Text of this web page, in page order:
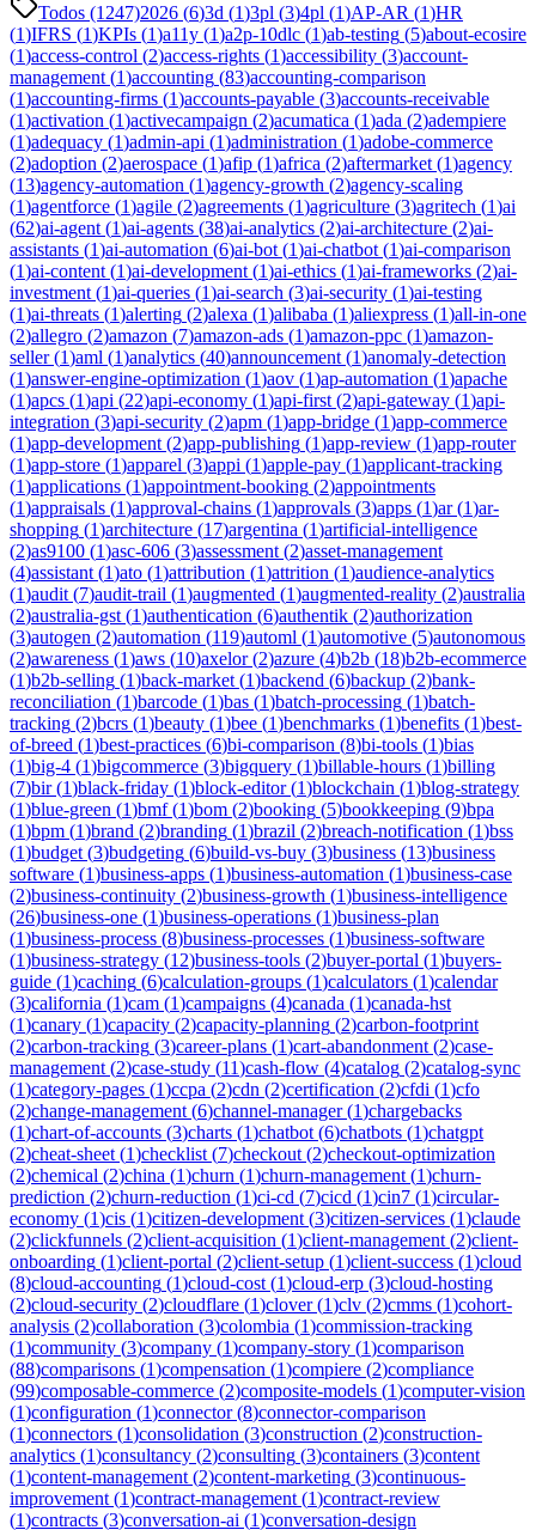
Todos (1247)2026 (6)3d (1)3pl (3)4pl (1)AP-AR (1)HR
(1)IFRS (1)KPIs (1)a11y (1)a2p-10dlc (1)ab-testing (5)about-ecosire
(1)access-control (2)access-rights (1)accessibility (3)account-
management (1)accounting (83)accounting-comparison
(1)accounting-firms (1)accounts-payable (3)accounts-receivable
(1)activation (1)activecampaign (2)acumatica (1)ada (2)adempiere
(1)adequacy (1)admin-api (1)administration (1)adobe-commerce
(2)adoption (2)aerospace (1)afip (1)africa (2)aftermarket (1)agency
(13)agency-automation (1)agency-growth (2)agency-scaling
(1)agentforce (1)agile (2)agreements (1)agriculture (3)agritech (1)ai
(62)ai-agent (1)ai-agents (38)ai-analytics (2)ai-architecture (2)ai-
assistants (1)ai-automation (6)ai-bot (1)ai-chatbot (1)ai-comparison
(1)ai-content (1)ai-development (1)ai-ethics (1)ai-frameworks (2)ai-
investment (1)ai-queries (1)ai-search (3)ai-security (1)ai-testing
(1)ai-threats (1)alerting (2)alexa (1)alibaba (1)aliexpress (1)all-in-one
(2)allegro (2)amazon (7)amazon-ads (1)amazon-ppc (1)amazon-
seller(1)aml (1)analytics (40)announcement (1)anomaly-detection
(1)answer-engine-optimization (1)aov (1)ap-automation (1)apache
(1)apcs (1)api (22)api-economy (1)api-first (2)api-gateway (1)api-
integration (3)api-security (2)apm (1)app-bridge (1)app-commerce
(1)app-development (2)app-publishing (1)app-review (1)app-router
(1)app-store (1)apparel (3)appi (1)apple-pay (1)applicant-tracking
(1)applications (1)appointment-booking (2)appointments
(1)appraisals (1)approval-chains (1)approvals (3)apps (1)ar(1)ar-
shopping (1)architecture (17)argentina (1)artificial-intelligence
(2)as9100 (1)asc-606 (3)assessment (2)asset-management
(4)assistant (1)ato (1)attribution (1)attrition (1)audience-analytics
(1)audit (7)audit-trail (1)augmented (1)augmented-reality (2)australia
(2)australia-gst (1)authentication (6)authentik (2)authorization
(3)autogen (2)automation (119)automl (1)automotive (5)autonomous
(2)awareness (1)aws (10)axelor(2)azure (4)b2b (18)b2b-ecommerce
(1)b2b-selling (1)back-market (1)backend (6)backup (2)bank-
reconciliation (1)barcode (1)bas (1)batch-processing (1)batch-
tracking (2)bcrs (1)beauty (1)bee (1)benchmarks (1)benefits (1)best-
of-breed (1)best-practices (6)bi-comparison (8)bi-tools (1)bias
(1)big-4 (1)bigcommerce (3)bigquery (1)billable-hours (1)billing
(7)bir(1)black-friday (1)block-editor(1)blockchain (1)blog-strategy
(1)blue-green (1)bmf(1)bom (2)booking (5)bookkeeping (9)bpa
(1)bpm (1)brand (2)branding (1)brazil (2)breach-notification (1)bss
(1)budget (3)budgeting (6)build-vs-buy (3)business (13)business
software (1)business-apps (1)business-automation (1)business-case
(2)business-continuity (2)business-growth (1)business-intelligence
(26)business-one (1)business-operations (1)business-plan
(1)business-process (8)business-processes (1)business-software
(1)business-strategy (12)business-tools (2)buyer-portal (1)buyers-
guide (1)caching (6)calculation-groups (1)calculators (1)calendar
(3)california (1)cam (1)campaigns (4)canada (1)canada-hst
(1)canary (1)capacity (2)capacity-planning (2)carbon-footprint
(2)carbon-tracking (3)career-plans (1)cart-abandonment (2)case-
management (2)case-study (11)cash-flow (4)catalog (2)catalog-sync
(1)category-pages (1)ccpa (2)cdn (2)certification (2)cfdi (1)cfo
(2)change-management (6)channel-manager(1)chargebacks
(1)chart-of-accounts (3)charts (1)chatbot (6)chatbots (1)chatgpt
(2)cheat-sheet (1)checklist (7)checkout (2)checkout-optimization
(2)chemical (2)china (1)churn (1)churn-management (1)churn-
prediction (2)churn-reduction (1)ci-cd (7)cicd (1)cin7 (1)circular-
economy (1)cis (1)citizen-development (3)citizen-services (1)claude
(2)clickfunnels (2)client-acquisition (1)client-management (2)client-
onboarding (1)client-portal (2)client-setup (1)client-success (1)cloud
(8)cloud-accounting (1)cloud-cost (1)cloud-erp (3)cloud-hosting
(2)cloud-security (2)cloudflare (1)clover(1)clv (2)cmms (1)cohort-
analysis (2)collaboration (3)colombia (1)commission-tracking
(1)community (3)company (1)company-story (1)comparison
(88)comparisons (1)compensation (1)compiere (2)compliance
(99)composable-commerce (2)composite-models (1)computer-vision
(1)configuration (1)connector(8)connector-comparison
(1)connectors (1)consolidation (3)construction (2)construction-
analytics (1)consultancy (2)consulting (3)containers (3)content
(1)content-management (2)content-marketing (3)continuous-
improvement (1)contract-management (1)contract-review
(1)contracts (3)conversation-ai (1)conversation-design